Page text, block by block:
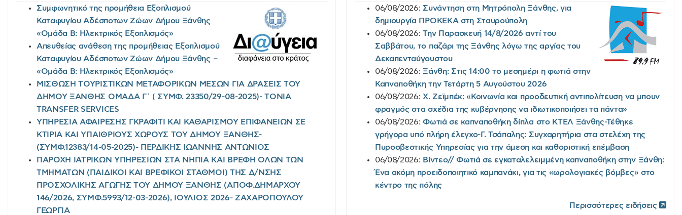
Συμφωνητικό της προμήθεια Εξοπλισμού
Καταφυγίου Αδέσποτων Ζώων Δήμου Ξάνθης
«Ομάδα Β: Ηλεκτρικός Εξοπλισμός»
Απευθείας ανάθεση της προμήθειας Εξοπλισμού
Καταφυγίου Αδέσποτων Ζώων Δήμου Ξάνθης –
«Ομάδα Β: Ηλεκτρικός Εξοπλισμός»
ΜΙΣΘΩΣΗ ΤΟΥΡΙΣΤΙΚΩΝ ΜΕΤΑΦΟΡΙΚΩΝ ΜΕΣΩΝ ΓΙΑ ΔΡΑΣΕΙΣ ΤΟΥ
ΔΗΜΟΥ ΞΑΝΘΗΣ ΟΜΑΔΑ Γ΄ ( ΣΥΜΦ. 23350/29-08-2025)- TONIA
TRANSFER SERVICES
ΥΠΗΡΕΣΙΑ ΑΦΑΙΡΕΣΗΣ ΓΚΡΑΦΙΤΙ ΚΑΙ ΚΑΘΑΡΙΣΜΟΥ ΕΠΙΦΑΝΕΙΩΝ ΣΕ
ΚΤΙΡΙΑ ΚΑΙ ΥΠΑΙΘΡΙΟΥΣ ΧΩΡΟΥΣ ΤΟΥ ΔΗΜΟΥ ΞΑΝΘΗΣ-
(ΣΥΜΦ.12383/14-05-2025)- ΠΕΡΔΙΚΗΣ ΙΩΑΝΝΗΣ ΑΝΤΩΝΙΟΣ
ΠΑΡΟΧΗ ΙΑΤΡΙΚΩΝ ΥΠΗΡΕΣΙΩΝ ΣΤΑ ΝΗΠΙΑ ΚΑΙ ΒΡΕΦΗ ΟΛΩΝ ΤΩΝ
ΤΜΗΜΑΤΩΝ (ΠΑΙΔΙΚΟΙ ΚΑΙ ΒΡΕΦΙΚΟΙ ΣΤΑΘΜΟΙ) ΤΗΣ Δ/ΝΣΗΣ
ΠΡΟΣΧΟΛΙΚΗΣ ΑΓΩΓΗΣ ΤΟΥ ΔΗΜΟΥ ΞΑΝΘΗΣ (ΑΠΟΦ.ΔΗΜΑΡΧΟΥ
146/2026, ΣΥΜΦ.5993/12-03-2026), ΙΟΥΛΙΟΣ 2026- ΖΑΧΑΡΟΠΟΥΛΟΥ
ΓΕΩΡΓΙΑ
06/08/2026: Συνάντηση στη Μητρόπολη Ξάνθης, για
δημιουργία ΠΡΟΚΕΚΑ στη Σταυρούπολη
06/08/2026:Την Παρασκευή 14/8/2026 αντί του
Σαββάτου, το παζάρι της Ξάνθης λόγω της αργίας του
Δεκαπενταύγουστου
06/08/2026: Ξάνθη: Στις 14:00 το μεσημέρι η φωτιά στην
Καπναποθήκη την Τετάρτη 5 Αυγούστου 2026
06/08/2026: Χ. Ζεϊμπέκ: «Κοινωνία και προοδευτική αντιπολίτευση να μπουν
φραγμός στα σχέδια της κυβέρνησης να ιδιωτικοποιήσει τα πάντα»
06/08/2026: Φωτιά σε καπναποθήκη δίπλα στο ΚΤΕΛ Ξάνθης-Τέθηκε
γρήγορα υπό πλήρη έλεγχο-Γ. Τσάπαλης: Συγχαρητήρια στα στελέχη της
Πυροσβεστικής Υπηρεσίας για την άμεση και καθοριστική επέμβαση
06/08/2026: Βίντεο// Φωτιά σε εγκαταλελειμμένη καπναποθήκη στην Ξάνθη:
Ένα ακόμη προειδοποιητικό καμπανάκι, για τις «ωρολογιακές βόμβες» στο
κέντρο της πόλης
Περισσότερες ειδήσεις